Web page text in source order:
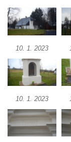
brána
Křížová
večeře Páně
Křížová
Ježíše s
Márnice na
Kaple v
Kaple Panny
Kaple mezi
10. 1. 2023
10. 1. 2023